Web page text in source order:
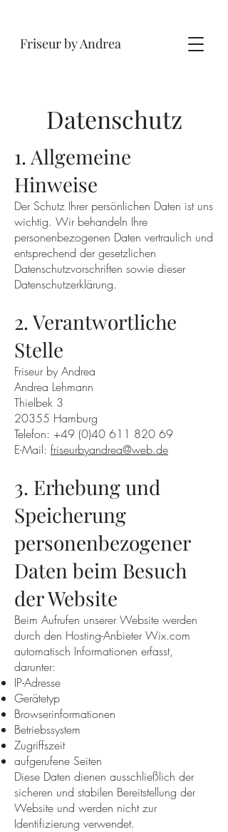
Friseur by Andrea
Datenschutz
1. Allgemeine
Hinweise
Der Schutz Ihrer persönlichen Daten ist uns
wichtig. Wir behandeln Ihre
personenbezogenen Daten vertraulich und
entsprechend der gesetzlichen
Datenschutzvorschriften sowie dieser
Datenschutzerklärung.
2. Verantwortliche
Stelle
Friseur by Andrea
Andrea Lehmann
Thielbek 3
20355 Hamburg
Telefon: +49 (0)40 611 820 69
E-Mail: friseurbyandrea@web.de
3. Erhebung und
Speicherung
personenbezogener
Daten beim Besuch
der Website
Beim Aufrufen unserer Website werden
durch den Hosting-Anbieter Wix.com
automatisch Informationen erfasst,
darunter:
IP-Adresse
Gerätetyp
Browserinformationen
Betriebssystem
Zugriffszeit
aufgerufene Seiten
Diese Daten dienen ausschließlich der
sicheren und stabilen Bereitstellung der
Website und werden nicht zur
Identifizierung verwendet.